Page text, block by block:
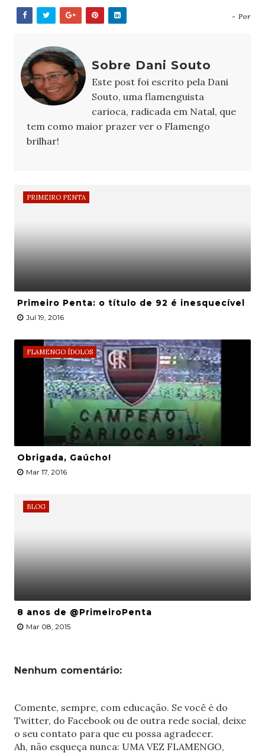
- Por
Sobre Dani Souto
Este post foi escrito pela Dani
Souto, uma flamenguista
carioca, radicada em Natal, que
tem como maior prazer ver o Flamengo
brilhar!
PRIMEIRO PENTA
Primeiro Penta: o título de 92 é inesquecível
Jul 19, 2016
FLAMENGO ÍDOLOS
Obrigada, Gaúcho!
Mar 17, 2016
BLOG
8 anos de @PrimeiroPenta
Mar 08, 2015
Nenhum comentário:
Comente, sempre, com educação. Se você é do
Twitter, do Facebook ou de outra rede social, deixe
o seu contato para que eu possa agradecer.
Ah, não esqueça nunca: UMA VEZ FLAMENGO,